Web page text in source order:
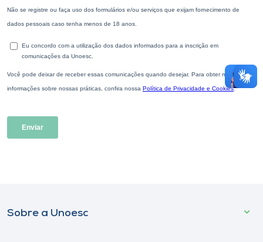
Selecione
Sobre a Unoesc